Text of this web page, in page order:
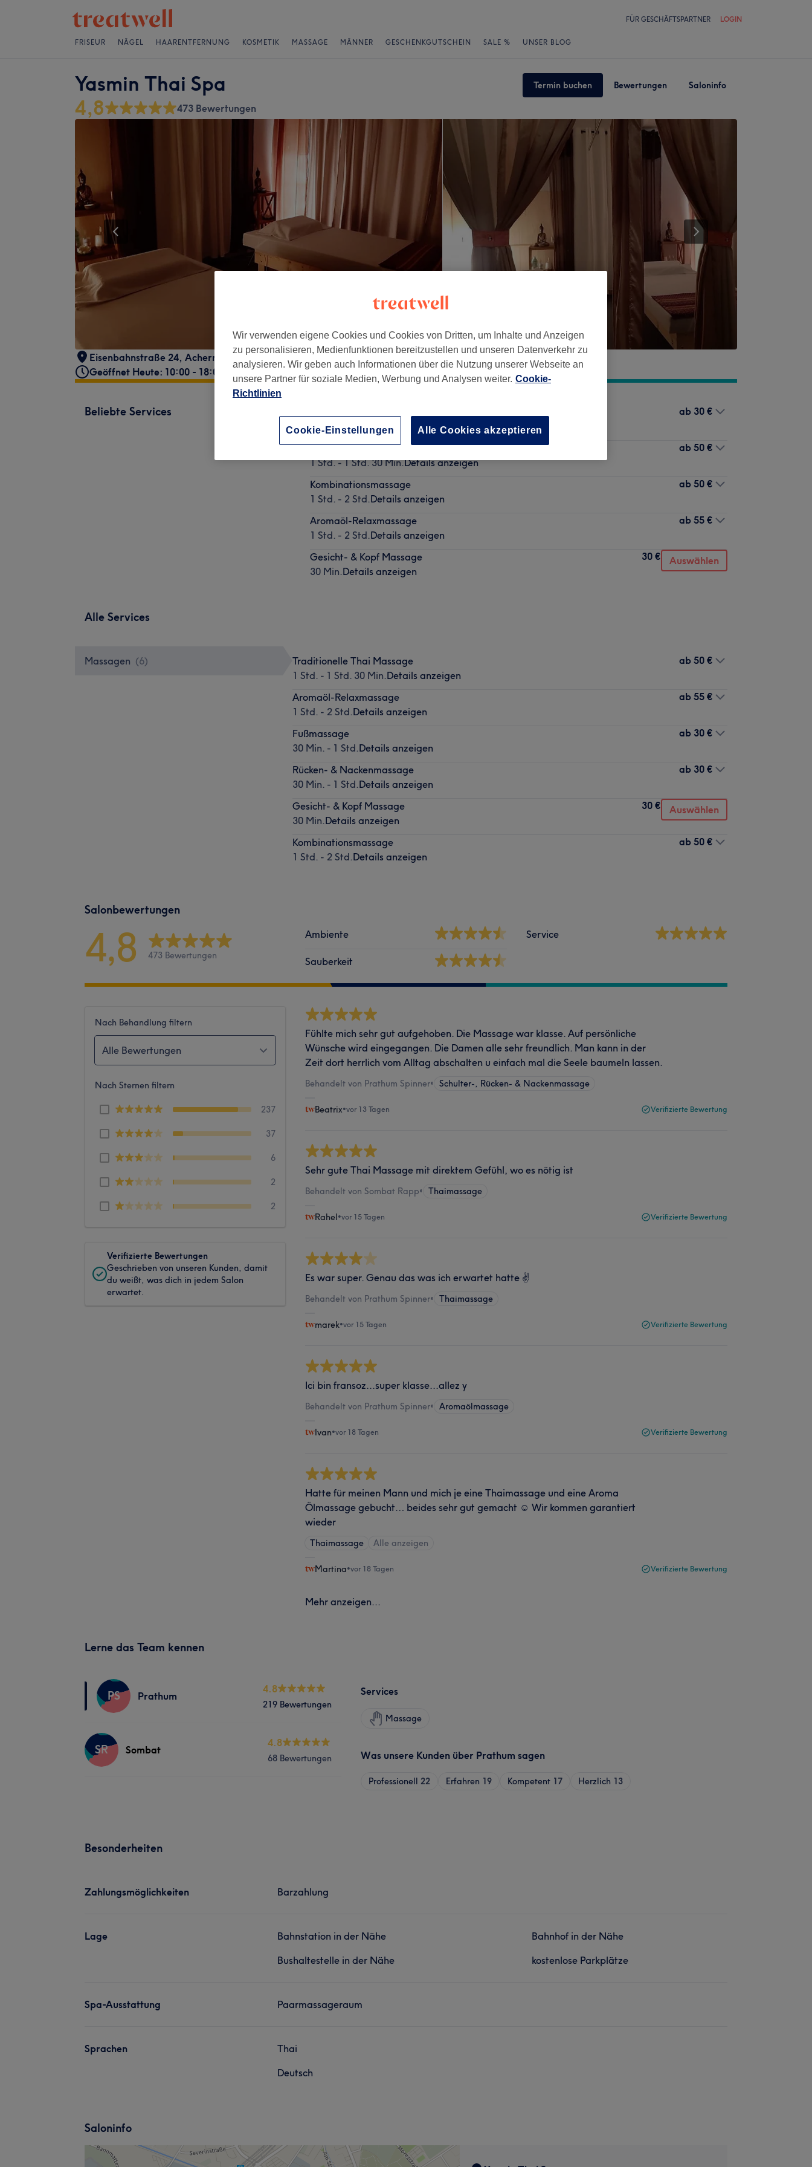
FÜR GESCHÄFTSPARTNER LOGIN
FRISEUR NÄGEL HAARENTFERNUNG KOSMETIK MASSAGE MÄNNER GESCHENKGUTSCHEIN SALE % UNSER BLOG
Yasmin Thai Spa Termin buchen Bewertungen Saloninfo
4,8 473 Bewertungen
Eisenbahnstraße 24, Achern
77855
Geöffnet Heute: 10:00 - 18:00
Beliebte Services
30 Min. - 1 Std.Details anzeigen
ab 30 €
Traditionelle Thai Massage
1 Std. - 1 Std. 30 Min.Details anzeigen
ab 50 €
Kombinationsmassage
1 Std. - 2 Std.Details anzeigen
ab 50 €
Aromaöl-Relaxmassage
1 Std. - 2 Std.Details anzeigen
ab 55 €
Gesicht- & Kopf Massage
30 Min.Details anzeigen
30 € Auswählen
Alle Services
Massagen (6)
Traditionelle Thai Massage
1 Std. - 1 Std. 30 Min.Details anzeigen
ab 50 €
Aromaöl-Relaxmassage
1 Std. - 2 Std.Details anzeigen
ab 55 €
Fußmassage
30 Min. - 1 Std.Details anzeigen
ab 30 €
Rücken- & Nackenmassage
30 Min. - 1 Std.Details anzeigen
ab 30 €
Gesicht- & Kopf Massage
30 Min.Details anzeigen
30 € Auswählen
Kombinationsmassage
1 Std. - 2 Std.Details anzeigen
ab 50 €
Salonbewertungen
4,8 473 Bewertungen
Ambiente
Sauberkeit
Service
Nach Behandlung filtern
Alle Bewertungen
Nach Sternen filtern
237
37
6
2
2
Verifizierte Bewertungen
Geschrieben von unseren Kunden, damit
du weißt, was dich in jedem Salon
erwartet.
Fühlte mich sehr gut aufgehoben. Die Massage war klasse. Auf persönliche
Wünsche wird eingegangen. Die Damen alle sehr freundlich. Man kann in der
Zeit dort herrlich vom Alltag abschalten u einfach mal die Seele baumeln lassen.
Behandelt von Prathum Spinner• Schulter-, Rücken- & Nackenmassage
Beatrix•vor 13 Tagen Verifizierte Bewertung
Sehr gute Thai Massage mit direktem Gefühl, wo es nötig ist
Behandelt von Sombat Rapp• Thaimassage
Rahel•vor 15 Tagen Verifizierte Bewertung
Es war super. Genau das was ich erwartet hatte ✌️
Behandelt von Prathum Spinner• Thaimassage
marek•vor 15 Tagen Verifizierte Bewertung
Ici bin fransoz...super klasse...allez y
Behandelt von Prathum Spinner• Aromaölmassage
Ivan•vor 18 Tagen Verifizierte Bewertung
Hatte für meinen Mann und mich je eine Thaimassage und eine Aroma
Ölmassage gebucht… beides sehr gut gemacht ☺️ Wir kommen garantiert
wieder
Thaimassage Alle anzeigen
Martina•vor 18 Tagen Verifizierte Bewertung
Mehr anzeigen...
Lerne das Team kennen
PS Prathum
4.8
219 Bewertungen
SR Sombat
4.8
68 Bewertungen
Services
Massage
Was unsere Kunden über Prathum sagen
Professionell 22 Erfahren 19 Kompetent 17 Herzlich 13
Besonderheiten
Zahlungsmöglichkeiten Barzahlung
Lage
Bahnstation in der Nähe
Bushaltestelle in der Nähe
Bahnhof in der Nähe
kostenlose Parkplätze
Spa-Ausstattung Paarmassageraum
Sprachen
Thai
Deutsch
Saloninfo
Wir verwenden eigene Cookies und Cookies von Dritten, um Inhalte und Anzeigen
zu personalisieren, Medienfunktionen bereitzustellen und unseren Datenverkehr zu
analysieren. Wir geben auch Informationen über die Nutzung unserer Webseite an
unsere Partner für soziale Medien, Werbung und Analysen weiter. Cookie-
Richtlinien
Cookie-Einstellungen Alle Cookies akzeptieren